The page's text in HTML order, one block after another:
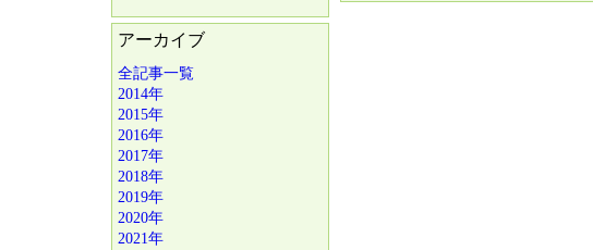
アーカイブ
全記事一覧
2014年
2015年
2016年
2017年
2018年
2019年
2020年
2021年